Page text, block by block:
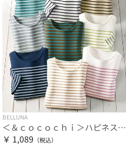
BELLUNA
＜＆ｃｏｃｏｃｈｉ＞ハピネスコットン１００％なめらかボーダープルオーバー
￥ 1,089